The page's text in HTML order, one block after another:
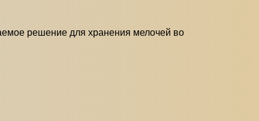
решение для хранения мелочей во